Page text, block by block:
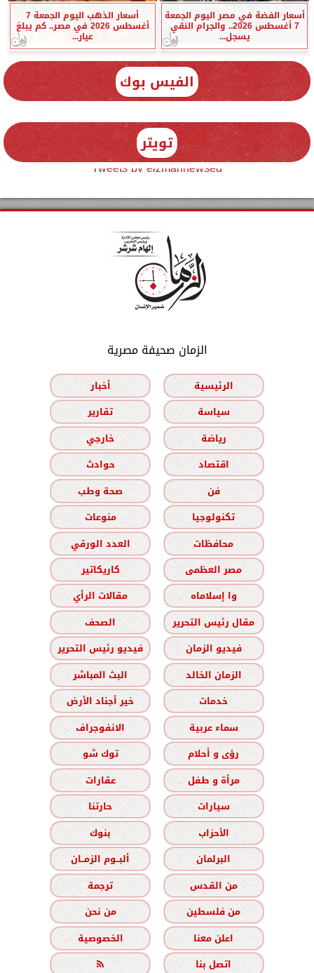
أسعار الفضة في مصر اليوم الجمعة
7 أغسطس 2026.. والجرام النقي
يسجل...
أسعار الذهب اليوم الجمعة 7
أغسطس 2026 في مصر.. كم يبلغ
عيار...
الفيس بوك
تويتر
Tweets by elzmannewseg
الزمان صحيفة مصرية
الرئيسية
أخبار
سياسة
تقارير
رياضة
خارجي
اقتصاد
حوادث
فن
صحة وطب
تكنولوجيا
منوعات
محافظات
العدد الورقي
مصر العظمى
كاريكاتير
وا إسلاماه
مقالات الرأي
مقال رئيس التحرير
الصحف
فيديو الزمان
فيديو رئيس التحرير
الزمان الخالد
البث المباشر
خدمات
خير أجناد الأرض
سماء عربية
الانفوجراف
رؤى و أحلام
توك شو
مرأة و طفل
عقارات
سيارات
حارتنا
الأحزاب
بنوك
البرلمان
ألبــوم الزمــان
من القدس
ترجمة
من فلسطين
من نحن
اعلن معنا
الخصوصية
اتصل بنا
